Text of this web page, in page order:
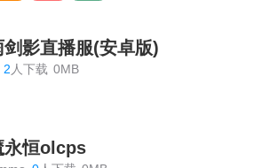
剑影直播服(安卓版)
2人下载 0MB
永恒olcps